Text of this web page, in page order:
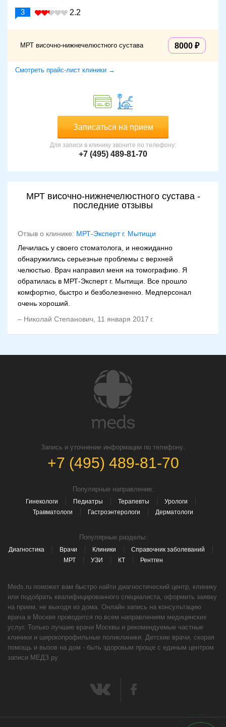
3 2.2
МРТ височно-нижнечелюстного сустава 8000
Смотреть прайс-лист клиники →
Записаться на прием
Для записи в клинику звоните по телефону:
+7 (495) 489-81-70
МРТ височно-нижнечелюстного сустава -
последние отзывы
Отзыв о клинике: МРТ-Эксперт г. Мытищи
Лечилась у своего стоматолога, и неожиданно
обнаружились серьезные проблемы с верхней
челюстью. Врач направил меня на томографию. Я
обратилась в МРТ-Эксперт г. Мытищи. Все прошло
комфортно, быстро и безболезненно. Медперсонал
очень хороший.
– Николай Степанович 11 января 2017 г.
Запись и уточнение информации по телефону:
+7 (495) 489-81-70
Популярные направление:
Гинекологи Педиатры Терапевты
Урологи
Травматологи
Гастроэнтерологи Дерматологи
Популярные разделы:
Диагностика Врачи Клиники
Справочник заболеваний
МРТ
УЗИ КТ Рентген
Meds.ru поможет вам быстро найти диагностический центр, клинику
или подобрать квалифицированного специалиста, оформить заявку
на прием, не выходя из дома. Онлайн запись на консультацию
врача в Москве проводится по всем направлениям медицинских
услуг. Только лучшие врачи Москвы и рекомендуемые частные
клиники и широкопрофильные поликлиники. Детские врачи, скорая
помощь и вызов на дом - быть здоровым проще с единым центром
записи МЕДЗ.ру